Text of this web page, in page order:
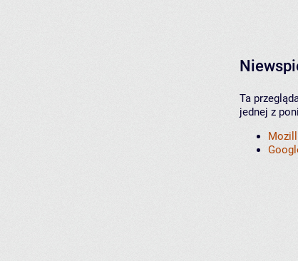
Ta
jednej z